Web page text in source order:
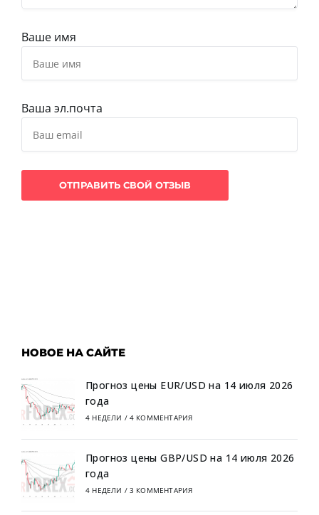
Ваше имя
Ваша эл.почта
НОВОЕ НА САЙТЕ
Прогноз цены EUR/USD на 14 июля 2026
года
4 НЕДЕЛИ / 4 КОММЕНТАРИЯ
Прогноз цены GBP/USD на 14 июля 2026
года
4 НЕДЕЛИ / 3 КОММЕНТАРИЯ